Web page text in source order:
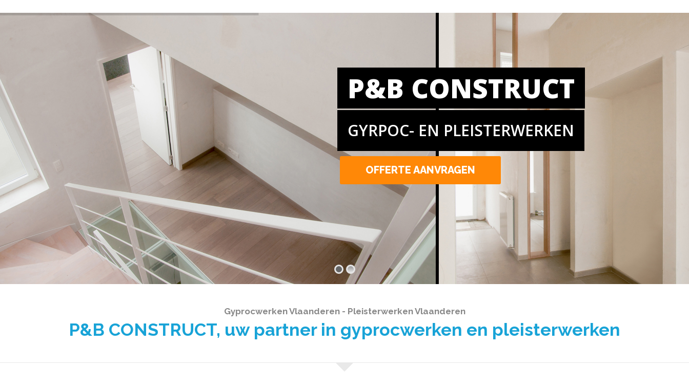
P&B CONSTRUCT
GYRPOC- EN PLEISTERWERKEN
OFFERTE AANVRAGEN
Gyprocwerken Vlaanderen - Pleisterwerken Vlaanderen
P&B CONSTRUCT, uw partner in gyprocwerken en pleisterwerken